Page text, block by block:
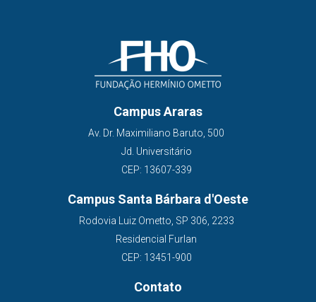
Campus Araras
Av. Dr. Maximiliano Baruto, 500
Jd. Universitário
CEP: 13607-339
Campus Santa Bárbara d'Oeste
Rodovia Luiz Ometto, SP 306, 2233
Residencial Furlan
CEP: 13451-900
Contato